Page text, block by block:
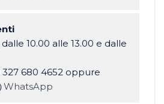
10.00 alle 13.00 e dalle
327 680 4652 oppure
WhatsApp